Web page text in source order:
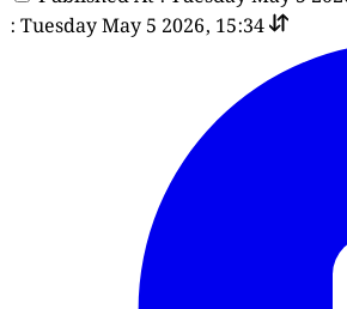
: Tuesday May 5 2026, 15:34